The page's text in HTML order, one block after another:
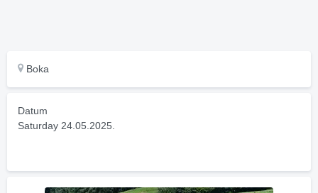
Boka
Datum
Saturday 24.05.2025.